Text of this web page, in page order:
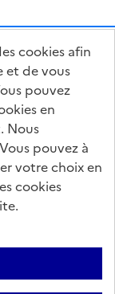
Cookies
cookies afin
et de vous
pouvez
en
Nous
pouvez à
votre choix en
cookies